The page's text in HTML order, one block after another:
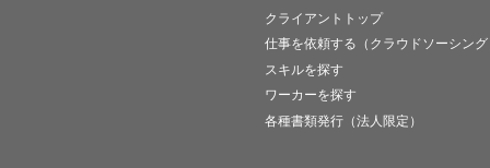
クライアントトップ
仕事を依頼する（クラウドソーシング
スキルを探す
ワーカーを探す
各種書類発行（法人限定）